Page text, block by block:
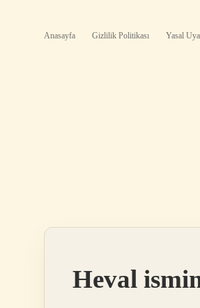
Anasayfa Gizlilik Politikası Yasal
Heval